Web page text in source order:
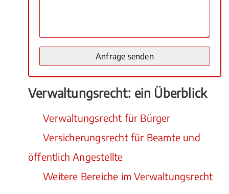
Verwaltungsrecht: ein Überblick
Verwaltungsrecht für Bürger
Versicherungsrecht für Beamte und
öffentlich Angestellte
Weitere Bereiche im Verwaltungsrecht